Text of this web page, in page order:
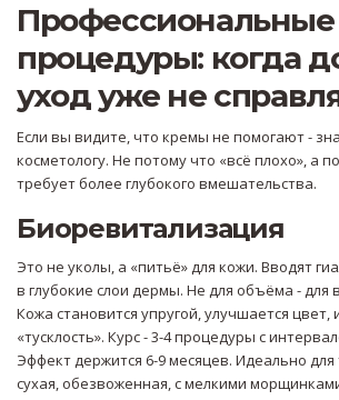
Профессиональные
процедуры: когда
уход уже не
Если вы видите, что кремы не помогают -
косметологу. Не потому что «всё плохо», а
требует более глубокого вмешательства.
Биоревитализация
Это не уколы, а «питьё» для кожи. Вводят
в глубокие слои дермы. Не для объёма - для
Кожа становится упругой, улучшается цвет,
«тусклость». Курс - 3-4 процедуры с
Эффект держится 6-9 месяцев. Идеально для
сухая, обезвоженная, с мелкими